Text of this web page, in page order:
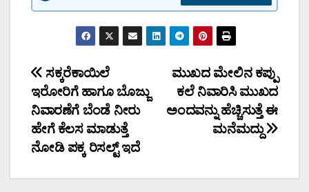
Post
navigation
ಮುಖದ ಮೇಲಿನ ಕಪ್ಪು
ಕಲೆ ನಿವಾರಿಸಿ ಮುಖದ
ಅಂದವನ್ನು ಹೆಚ್ಚಿಸುತ್ತೆ ಈ
ಮನೆಮದ್ದು
ಸಕ್ಕರೆಕಾಯಿಲೆ
ಇರೋರಿಗೆ ಹಾಗೂ ಬೊಜ್ಜು
ನಿವಾರಣೆಗೆ ಬೆಂಡೆ ನೀರು
ಹೇಗೆ ಕೆಲಸ ಮಾಡುತ್ತೆ
ನೋಡಿ ಪಕ್ಕ ರಿಸಲ್ಟ್ ಇದೆ